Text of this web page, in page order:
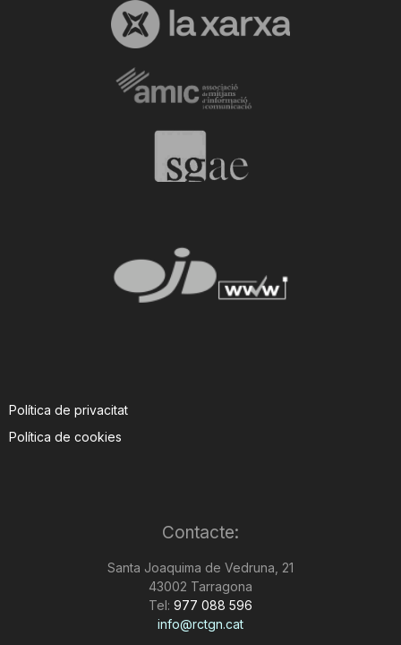
Política de privacitat
Política de cookies
Contacte:
Santa Joaquima de Vedruna, 21
43002 Tarragona
Tel: 977 088 596
info@rctgn.cat